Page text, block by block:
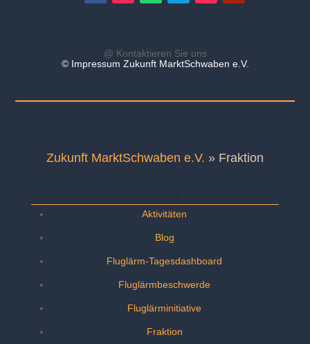
@ Kontaktieren Sie uns
© Impressum Zukunft MarktSchwaben e.V.
Zukunft MarktSchwaben e.V. » Fraktion
Aktivitäten
Blog
Fluglärm-Tagesdashboard
Fluglärmbeschwerde
Fluglärminitiative
Fraktion